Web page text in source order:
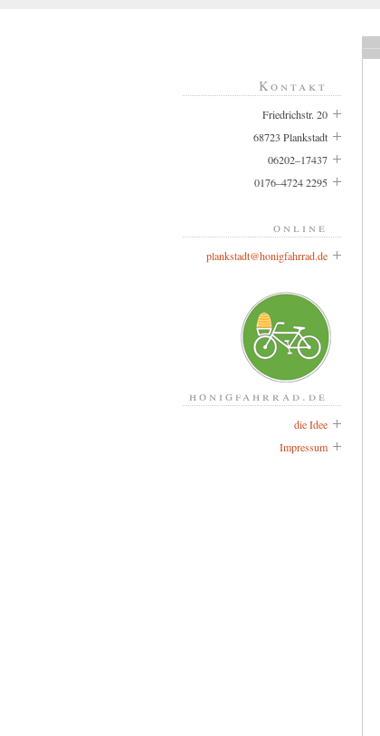
Kontakt
Friedrichstr. 20
68723 Plankstadt
06202–17437
0176–4724 2295
online
plankstadt@honigfahrrad.de
honigfahrrad.de
die Idee
Impressum